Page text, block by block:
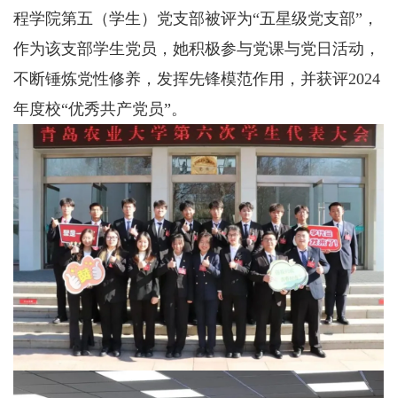
程学院第五（学生）党支部被评为“五星级党支部”，
作为该支部学生党员，她积极参与党课与党日活动，
不断锤炼党性修养，发挥先锋模范作用，并获评2024
年度校“优秀共产党员”。